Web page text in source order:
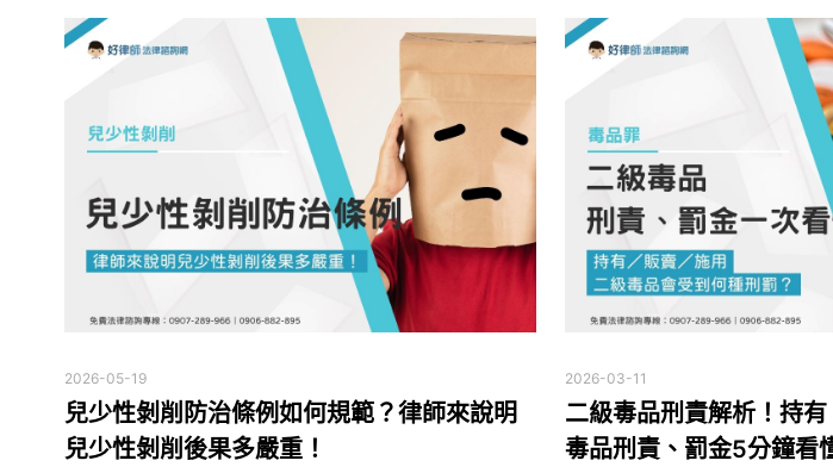
2026-05-19
兒少性剝削防治條例如何規範？律師來說明
兒少性剝削後果多嚴重！
2026-03-11
二級毒品刑責解析！持
毒品刑責、罰金5分鐘看